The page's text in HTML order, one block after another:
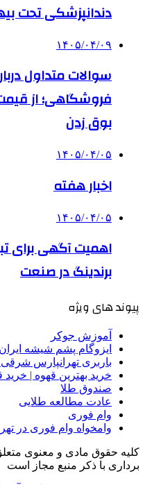
دندانپزشکی تحت
۱۴۰۵/۰۴/۰۹
سوالات متداول
فروشگاهی؛ از
بوق زدن
۱۴۰۵/۰۴/۰۵
اخبار هفته
۱۴۰۵/۰۴/۰۵
اهمیت آگهی برای
برندینگ در صنعت
پیوند های ویژه
آموزش جوکر
ایزوگام پشم شیشه ایران
باربری تهرانپارس
خرید بهترین قهوه | خرید
صندوق طلا
عادت مطالعه طلایی
وام فوری
وامخواه وام فوری در
کلیه حقوق مادی و معنوی
برداری با ذکر منبع مجاز است